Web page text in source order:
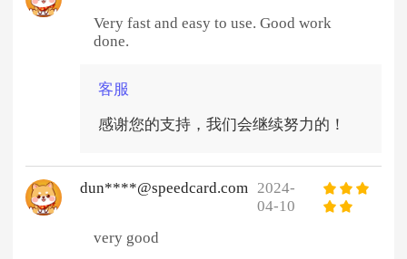
Very fast and easy to use. Good work
done.
客服
感谢您的支持，我们会继续努力的！
dun****@speedcard.com
2024-
04-10
very good